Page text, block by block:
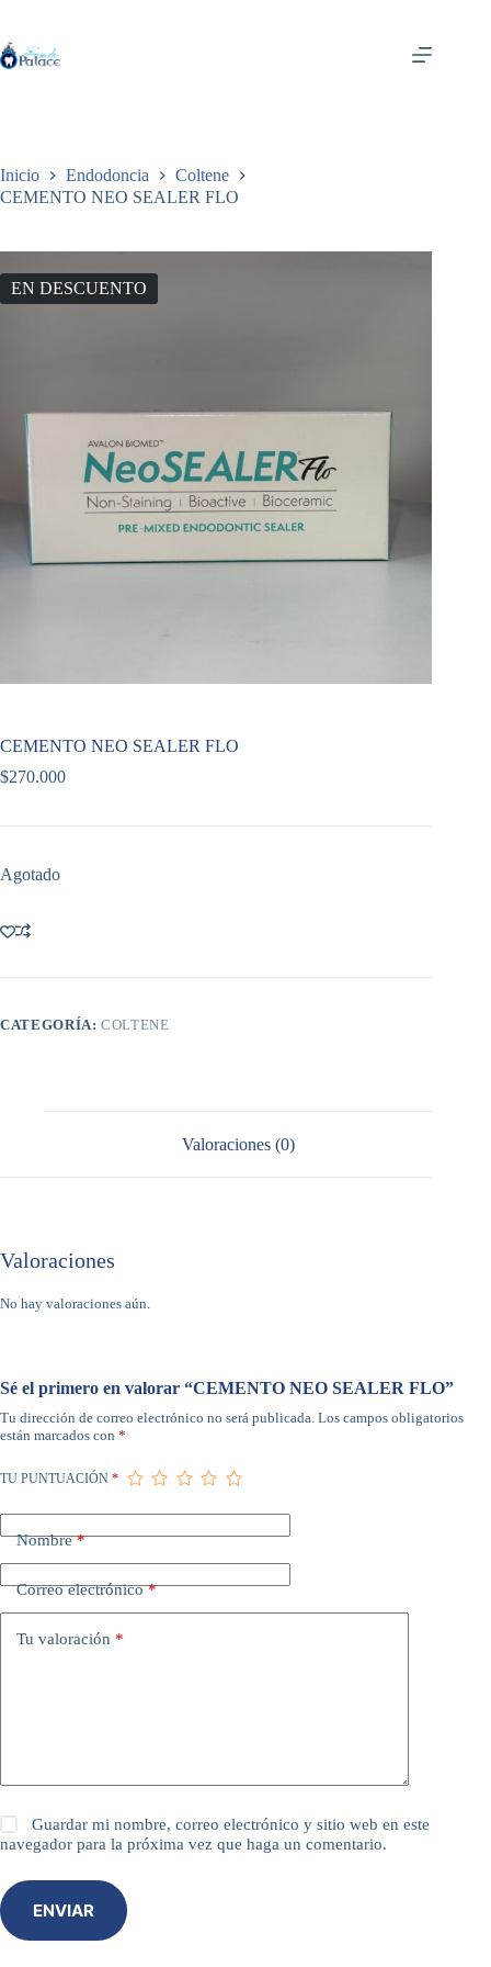
contenido
Inicio Endodoncia
Coltene
CEMENTO NEO SEALER FLO
EN DESCUENTO
CEMENTO NEO SEALER FLO
$270.000
Agotado
CATEGORÍA:COLTENE
Valoraciones (0)
Valoraciones
No hay valoraciones aún.
Sé el primero en valorar “CEMENTO NEO SEALER FLO”
Tu dirección de correo electrónico no será publicada. Los campos obligatorios
están marcados con *
TU PUNTUACIÓN *
Nombre*
Correo electrónico*
Tu valoración *
Guardar mi nombre, correo electrónico y sitio web en este
navegador para la próxima vez que haga un comentario.
ENVIAR